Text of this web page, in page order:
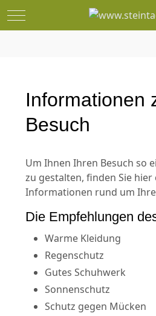
Mobile Menu Toggle
Informationen
Besuch
Um Ihnen Ihren Besuch so
zu gestalten, finden Sie hier
Informationen rund um
Die Empfehlungen
Warme Kleidung
Regenschutz
Gutes Schuhwerk
Sonnenschutz
Schutz gegen Mücken